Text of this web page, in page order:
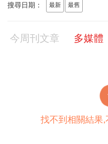
搜尋日期： 最新 最舊
今周刊文章 多媒體
找不到相關結果